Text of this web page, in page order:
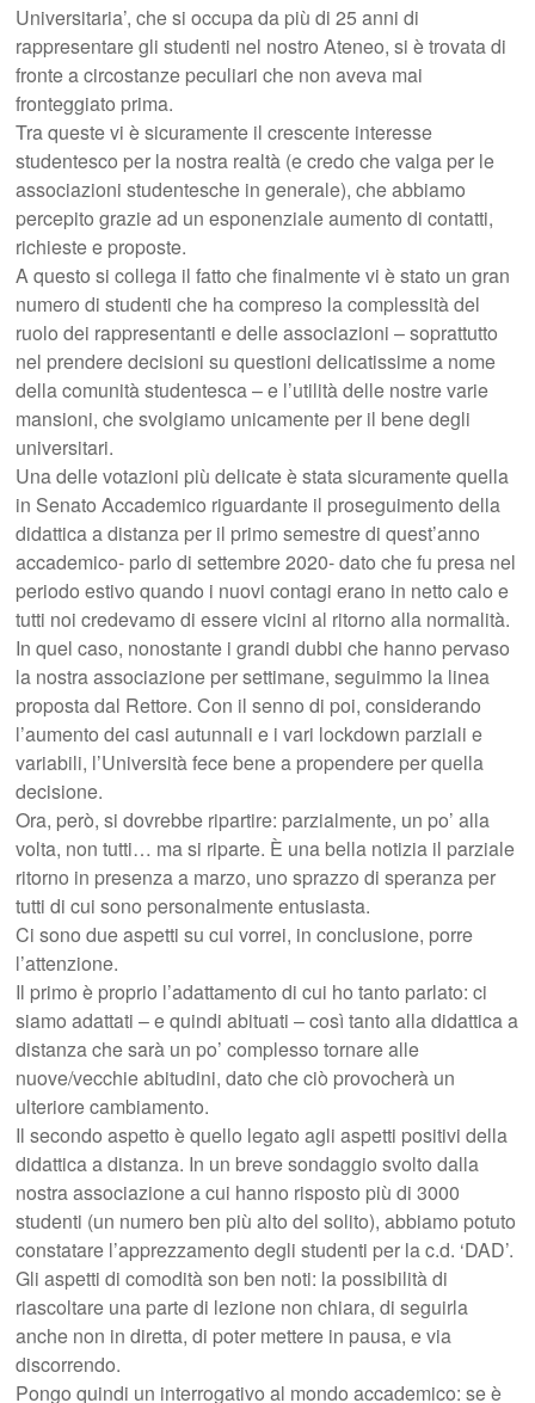
Universitaria’, che si occupa da più di 25 anni di
rappresentare gli studenti nel nostro Ateneo, si è trovata di
fronte a circostanze peculiari che non aveva mai
fronteggiato prima.
Tra queste vi è sicuramente il crescente interesse
studentesco per la nostra realtà (e credo che valga per le
associazioni studentesche in generale), che abbiamo
percepito grazie ad un esponenziale aumento di contatti,
richieste e proposte.
A questo si collega il fatto che finalmente vi è stato un gran
numero di studenti che ha compreso la complessità del
ruolo dei rappresentanti e delle associazioni – soprattutto
nel prendere decisioni su questioni delicatissime a nome
della comunità studentesca – e l’utilità delle nostre varie
mansioni, che svolgiamo unicamente per il bene degli
universitari.
Una delle votazioni più delicate è stata sicuramente quella
in Senato Accademico riguardante il proseguimento della
didattica a distanza per il primo semestre di quest’anno
accademico- parlo di settembre 2020- dato che fu presa nel
periodo estivo quando i nuovi contagi erano in netto calo e
tutti noi credevamo di essere vicini al ritorno alla normalità.
In quel caso, nonostante i grandi dubbi che hanno pervaso
la nostra associazione per settimane, seguimmo la linea
proposta dal Rettore. Con il senno di poi, considerando
l’aumento dei casi autunnali e i vari lockdown parziali e
variabili, l’Università fece bene a propendere per quella
decisione.
Ora, però, si dovrebbe ripartire: parzialmente, un po’ alla
volta, non tutti… ma si riparte. È una bella notizia il parziale
ritorno in presenza a marzo, uno sprazzo di speranza per
tutti di cui sono personalmente entusiasta.
Ci sono due aspetti su cui vorrei, in conclusione, porre
l’attenzione.
Il primo è proprio l’adattamento di cui ho tanto parlato: ci
siamo adattati – e quindi abituati – così tanto alla didattica a
distanza che sarà un po’ complesso tornare alle
nuove/vecchie abitudini, dato che ciò provocherà un
ulteriore cambiamento.
Il secondo aspetto è quello legato agli aspetti positivi della
didattica a distanza. In un breve sondaggio svolto dalla
nostra associazione a cui hanno risposto più di 3000
studenti (un numero ben più alto del solito), abbiamo potuto
constatare l’apprezzamento degli studenti per la c.d. ‘DAD’.
Gli aspetti di comodità son ben noti: la possibilità di
riascoltare una parte di lezione non chiara, di seguirla
anche non in diretta, di poter mettere in pausa, e via
discorrendo.
Pongo quindi un interrogativo al mondo accademico: se è